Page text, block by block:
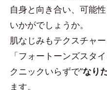
自身と向き合い、可能
いかがでしょうか。
肌なじみもテクスチャ
「フォートーンズスタ
クニックいらずで“なり
ます。